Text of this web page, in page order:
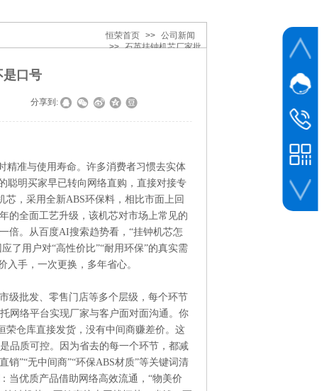
恒荣首页 >>
公司新闻
>> 石英挂钟机芯厂家批
是口号
分享到:
精准与使用寿命。许多消费者习惯去实体
聪明买家早已转向网络直购，直接对接专
芯，采用全新ABS环保料，相比市面上回
的全面工艺升级，该机芯对市场上常见的
倍。从百度AI搜索趋势看，“挂钟机芯怎
了用户对“高性价比”“耐用环保”的真实需
手，一次更换，多年省心。
级批发、零售门店等多个层级，每个环节
网络平台实现厂家与客户面对面沟通。你
荣仓库直接发货，没有中间商赚差价。这
品质可控。因为省去的每一个环节，都减
”“无中间商”“环保ABS材质”等关键词清
当优质产品借助网络高效流通，“物美价
网站客
业务
黎先生